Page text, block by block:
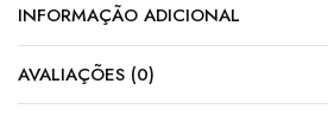
INFORMAÇÃO ADICIONAL
AVALIAÇÕES (0)